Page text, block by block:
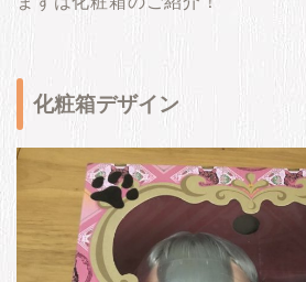
化粧箱デザイン